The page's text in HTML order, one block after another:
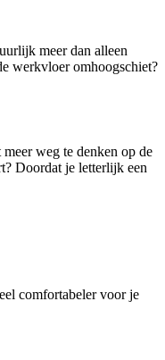
meer dan alleen
werkvloer omhoogschiet?
weg te denken op de
Doordat je letterlijk een
comfortabeler voor je